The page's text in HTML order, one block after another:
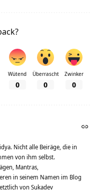
Wütend
0
Überrascht
0
Zwinker
0
Nicht alle Beiräge, die in
von ihm selbst.
Mantras,
in seinem Namen im Blog
von Sukadev